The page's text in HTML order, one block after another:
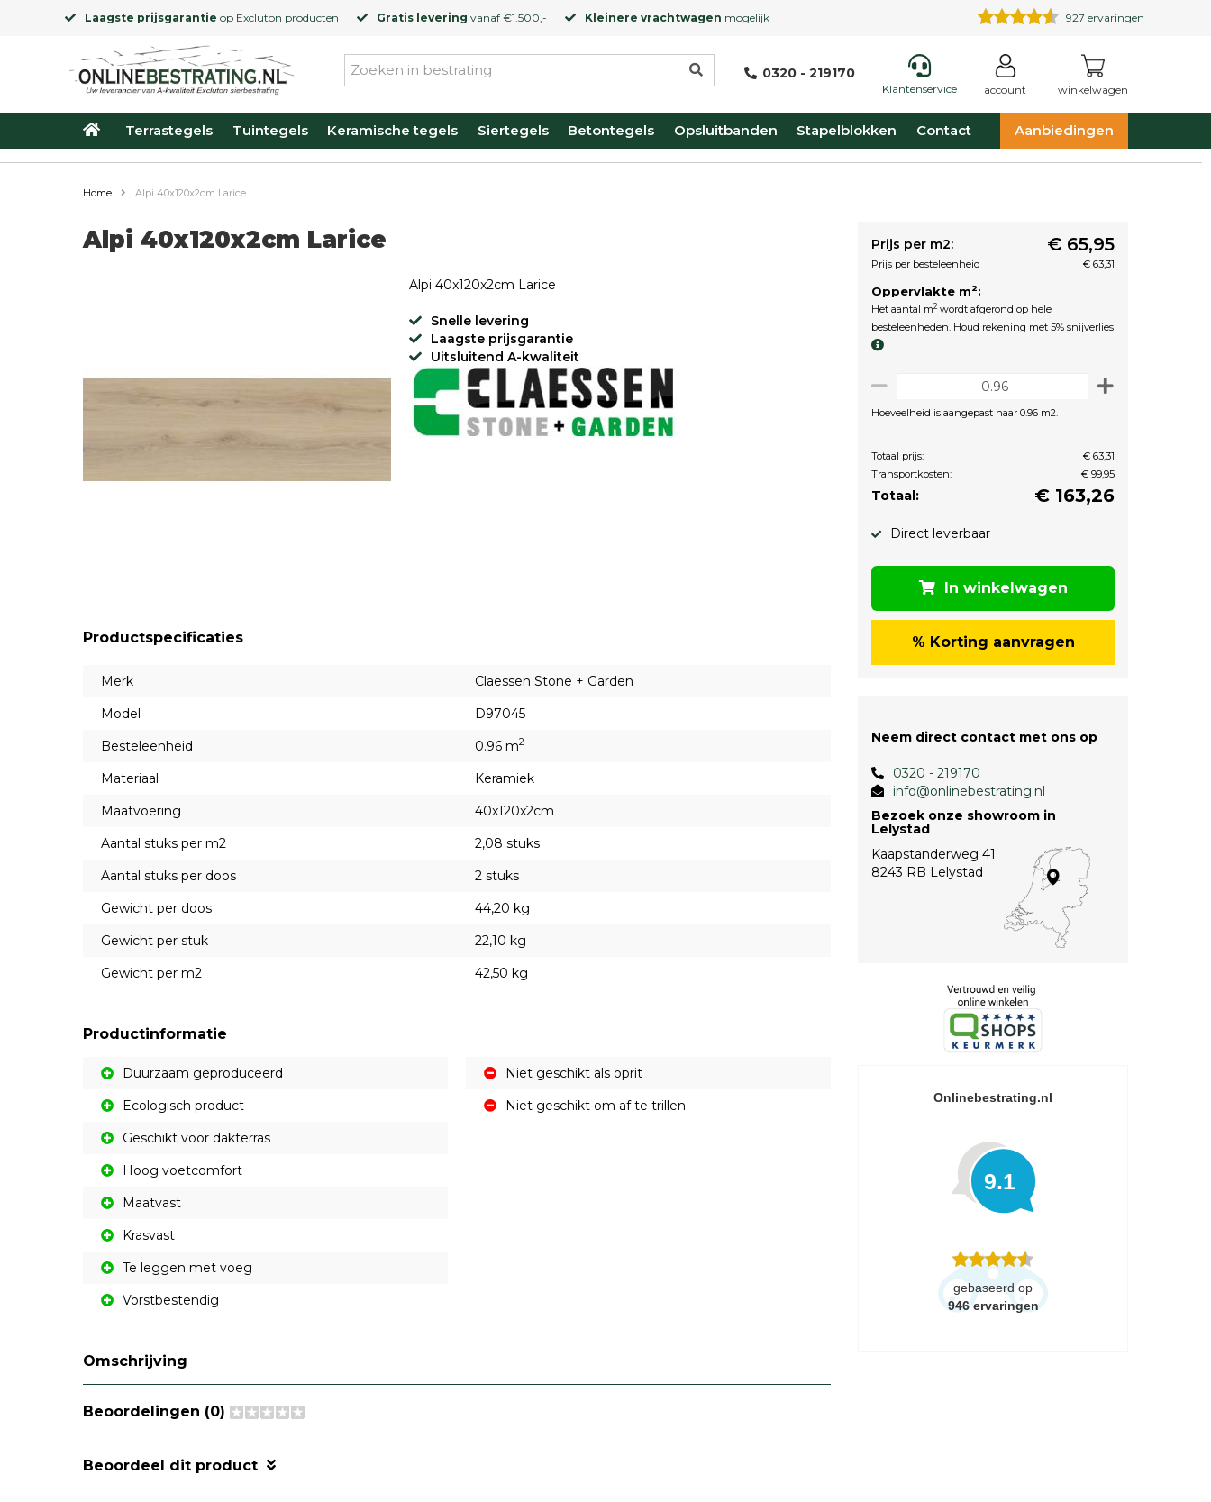
Laagste prijsgarantie op Excluton producten Gratis levering vanaf €1.500,- Kleinere vrachtwagen mogelijk 927 ervaringen
0320 - 219170
Klantenservice account winkelwagen
Terrastegels Tuintegels Keramische tegels Siertegels Betontegels Opsluitbanden Stapelblokken Contact Aanbiedingen
Home Alpi 40x120x2cm Larice
Alpi 40x120x2cm Larice
Alpi 40x120x2cm Larice
Snelle levering
Laagste prijsgarantie
Uitsluitend A-kwaliteit
Productspecificaties
Merk
Claessen Stone + Garden
Model
D97045
Besteleenheid
0.96 m2
Materiaal
Keramiek
Maatvoering
40x120x2cm
Aantal stuks per m2
2,08 stuks
Aantal stuks per doos
2 stuks
Gewicht per doos
44,20 kg
Gewicht per stuk
22,10 kg
Gewicht per m2
42,50 kg
Productinformatie
Duurzaam geproduceerd
Ecologisch product
Geschikt voor dakterras
Hoog voetcomfort
Maatvast
Krasvast
Te leggen met voeg
Vorstbestendig
Niet geschikt als oprit
Niet geschikt om af te trillen
Omschrijving
Beoordelingen (0)
Beoordeel dit product
Prijs per m2: € 65,95
Prijs per besteleenheid € 63,31
Oppervlakte m2:
Het aantal m2 wordt afgerond op hele
besteleenheden. Houd rekening met 5% snijverlies
Hoeveelheid is aangepast naar 0.96 m2.
Totaal prijs:
€ 63,31
Transportkosten:
€ 99,95
Totaal: € 163,26
Direct leverbaar
In winkelwagen
% Korting aanvragen
Neem direct contact met ons op
0320 - 219170
info@onlinebestrating.nl
Bezoek onze showroom in
Lelystad
Kaapstanderweg 41
8243 RB Lelystad
Onlinebestrating.nl
9.1
gebaseerd op
946 ervaringen